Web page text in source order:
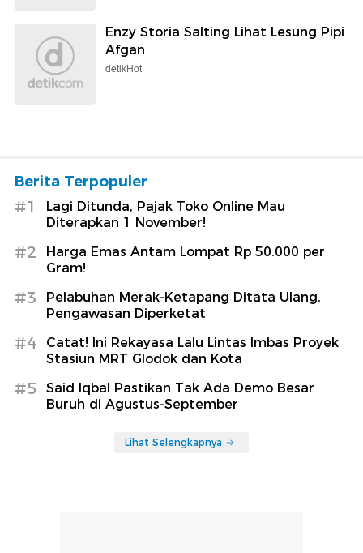
Enzy Storia Salting Lihat Lesung Pipi
Afgan
detikHot
Berita Terpopuler
#1
Lagi Ditunda, Pajak Toko Online Mau
Diterapkan 1 November!
#2
Harga Emas Antam Lompat Rp 50.000 per
Gram!
#3
Pelabuhan Merak-Ketapang Ditata Ulang,
Pengawasan Diperketat
#4
Catat! Ini Rekayasa Lalu Lintas Imbas Proyek
Stasiun MRT Glodok dan Kota
#5
Said Iqbal Pastikan Tak Ada Demo Besar
Buruh di Agustus-September
Lihat Selengkapnya